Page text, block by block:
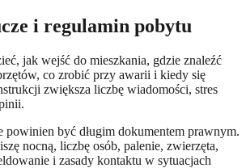
i regulamin pobytu
jak wejść do mieszkania, gdzie znaleźć
co zrobić przy awarii i kiedy się
zwiększa liczbę wiadomości, stres
powinien być długim dokumentem prawnym.
nocną, liczbę osób, palenie, zwierzęta,
i zasady kontaktu w sytuacjach